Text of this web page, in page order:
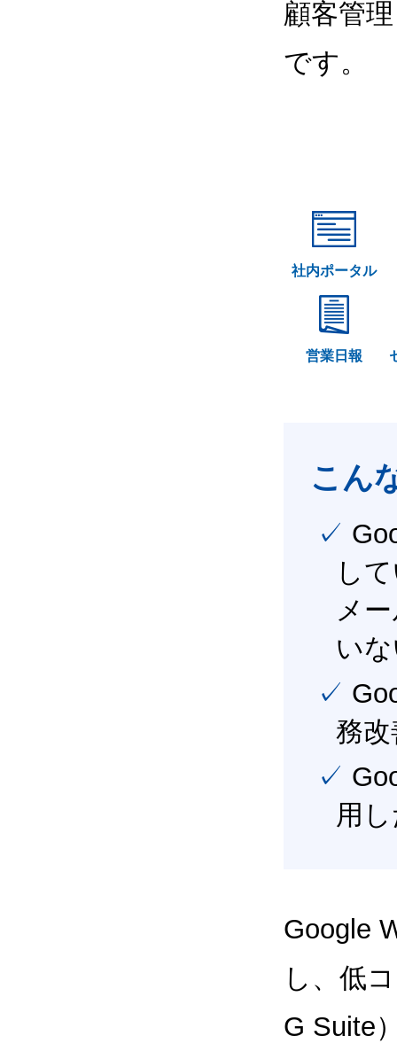
顧客管
です。
社内ポータル
営業日報
こん
✓ Google Workspace（旧G Suite） を社内で導入
し
メ
い
✓ Google Workspace（旧G Suite） を活用し、業
務
✓ Google Workspace（旧G Suite） を最大限に活
用
Google
し、低
G Suite